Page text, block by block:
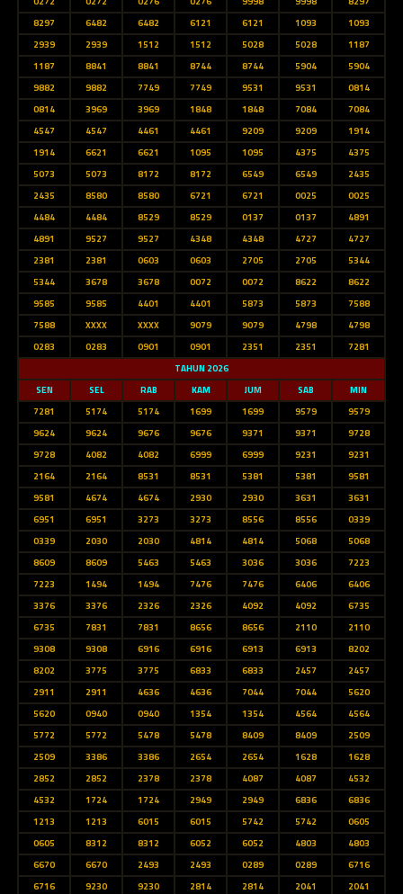
8297
6482 6482 6121 6121 1093
1093
2939
2939 1512 1512 5028 5028
1187
1187
8841 8841 8744 8744 5904
5904
9882
9882 7749 7749 9531 9531
0814
0814
3969 3969 1848 1848 7084
7084
4547
4547 4461 4461 9209 9209
1914
1914
6621 6621 1095 1095 4375
4375
5073
5073 8172 8172 6549 6549
2435
2435
8580 8580 6721 6721 0025
0025
4484
4484 8529 8529 0137 0137
4891
4891
9527 9527 4348 4348 4727
4727
2381
2381 0603 0603 2705 2705
5344
5344
3678 3678 0072 0072 8622
8622
9585
9585 4401 4401 5873 5873
7588
7588
XXXX XXXX 9079 9079 4798
4798
0283
0283 0901 0901 2351 2351
7281
TAHUN 2026
SEN
SEL RAB KAM JUM SAB
MIN
7281
5174 5174 1699 1699 9579
9579
9624
9624 9676 9676 9371 9371
9728
9728
4082 4082 6999 6999 9231
9231
2164
2164 8531 8531 5381 5381
9581
9581
4674 4674 2930 2930 3631
3631
6951
6951 3273 3273 8556 8556
0339
0339
2030 2030 4814 4814 5068
5068
8609
8609 5463 5463 3036 3036
7223
7223
1494 1494 7476 7476 6406
6406
3376
3376 2326 2326 4092 4092
6735
6735
7831 7831 8656 8656 2110
2110
9308
9308 6916 6916 6913 6913
8202
8202
3775 3775 6833 6833 2457
2457
2911
2911 4636 4636 7044 7044
5620
5620
0940 0940 1354 1354 4564
4564
5772
5772 5478 5478 8409 8409
2509
2509
3386 3386 2654 2654 1628
1628
2852
2852 2378 2378 4087 4087
4532
4532
1724 1724 2949 2949 6836
6836
1213
1213 6015 6015 5742 5742
0605
0605
8312 8312 6052 6052 4803
4803
6670
6670 2493 2493 0289 0289
6716
6716
9230 9230 2814 2814 2041
2041